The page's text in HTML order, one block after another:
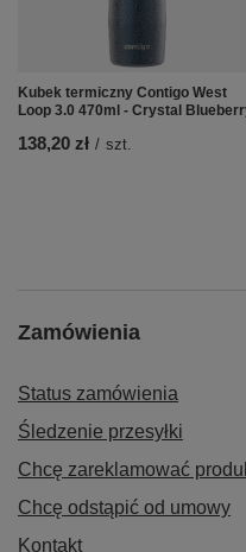
Kubek termiczny Contigo West
Loop 3.0 470ml - Crystal
138,20 zł / szt.
Zamówienia
Status zamówienia
Śledzenie przesyłki
Chcę zareklamować
Chcę odstąpić od umowy
Kontakt